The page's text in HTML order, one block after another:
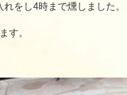
をし4時まで燻しました。
す。